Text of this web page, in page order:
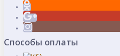
Способы оплаты